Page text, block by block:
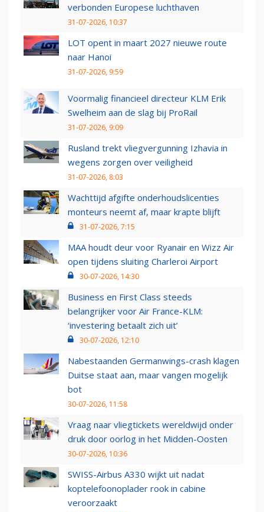
verbonden Europese luchthaven
31-07-2026, 10:37
LOT opent in maart 2027 nieuwe route
naar Hanoi
31-07-2026, 9:59
Voormalig financieel directeur KLM Erik
Swelheim aan de slag bij ProRail
31-07-2026, 9:09
Rusland trekt vliegvergunning Izhavia in
wegens zorgen over veiligheid
31-07-2026, 8:03
Wachttijd afgifte onderhoudslicenties
monteurs neemt af, maar krapte blijft
31-07-2026, 7:15
MAA houdt deur voor Ryanair en Wizz Air
open tijdens sluiting Charleroi Airport
30-07-2026, 14:30
Business en First Class steeds
belangrijker voor Air France-KLM:
‘investering betaalt zich uit’
30-07-2026, 12:10
Nabestaanden Germanwings-crash klagen
Duitse staat aan, maar vangen mogelijk
bot
30-07-2026, 11:58
Vraag naar vliegtickets wereldwijd onder
druk door oorlog in het Midden-Oosten
30-07-2026, 10:36
SWISS-Airbus A330 wijkt uit nadat
koptelefoonoplader rook in cabine
veroorzaakt